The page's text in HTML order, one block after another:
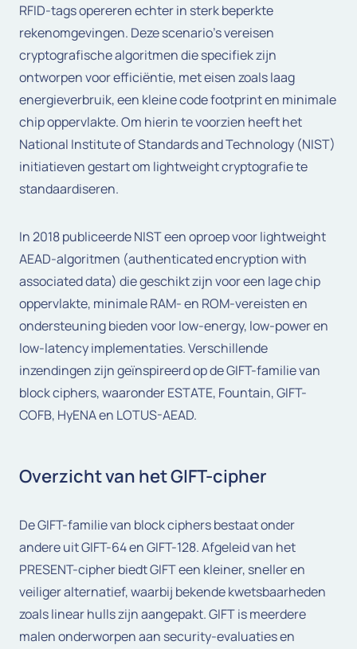
RFID-tags opereren echter in sterk beperkte
rekenomgevingen. Deze scenario’s vereisen
cryptografische algoritmen die specifiek zijn
ontworpen voor efficiëntie, met eisen zoals laag
energieverbruik, een kleine code footprint en minimale
chip oppervlakte. Om hierin te voorzien heeft het
National Institute of Standards and Technology (NIST)
initiatieven gestart om lightweight cryptografie te
standaardiseren.
In 2018 publiceerde NIST een oproep voor lightweight
AEAD-algoritmen (authenticated encryption with
associated data) die geschikt zijn voor een lage chip
oppervlakte, minimale RAM- en ROM-vereisten en
ondersteuning bieden voor low-energy, low-power en
low-latency implementaties. Verschillende
inzendingen zijn geïnspireerd op de GIFT-familie van
block ciphers, waaronder ESTATE, Fountain, GIFT-
COFB, HyENA en LOTUS-AEAD.
Overzicht van het GIFT-cipher
De GIFT-familie van block ciphers bestaat onder
andere uit GIFT-64 en GIFT-128. Afgeleid van het
PRESENT-cipher biedt GIFT een kleiner, sneller en
veiliger alternatief, waarbij bekende kwetsbaarheden
zoals linear hulls zijn aangepakt. GIFT is meerdere
malen onderworpen aan security-evaluaties en